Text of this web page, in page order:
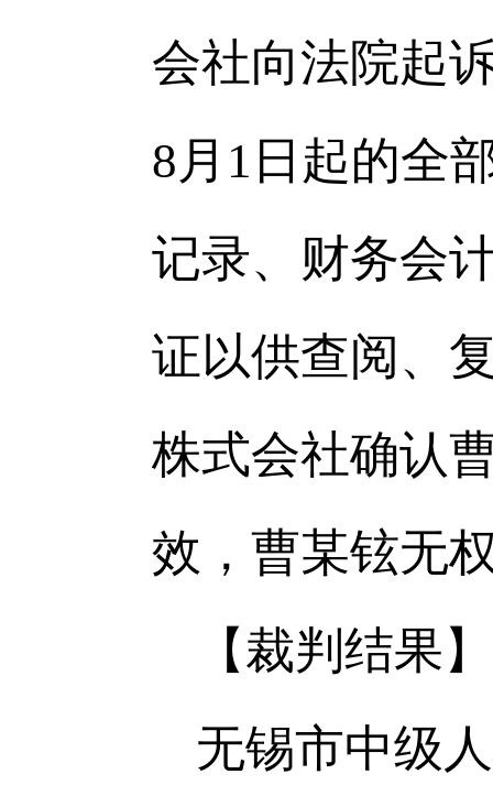
会社向法院起
8月1日起的全
记录、财务会
证以供查阅、
株式会社确认
效，曹某铉无
【裁判结果】
无锡市中级